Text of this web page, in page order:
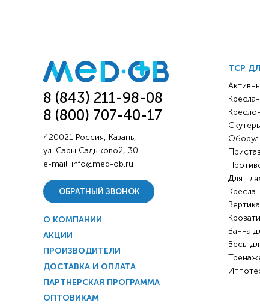
8 (843) 211-98-08
8 (800) 707-40-17
420021 Россия, Казань,
ул. Сары Садыковой, 30
e-mail: info@med-ob.ru
ОБРАТНЫЙ ЗВОНОК
О КОМПАНИИ
АКЦИИ
ПРОИЗВОДИТЕЛИ
ДОСТАВКА И ОПЛАТА
ПАРТНЕРСКАЯ ПРОГРАММА
ОПТОВИКАМ
ТСР
Для
Ванна
Весы